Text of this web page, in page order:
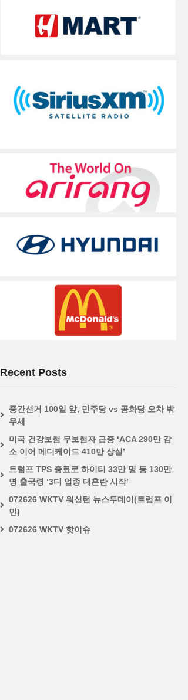
Recent Posts
중간선거 100일 앞, 민주당 vs 공화당 오차 밖
우세
미국 건강보험 무보험자 급증 ‘ACA 290만 감
소 이어 메디케이드 410만 상실’
트럼프 TPS 종료로 하이티 33만 명 등 130만
명 출국령 ‘3디 업종 대혼란 시작’
072626 WKTV 워싱턴 뉴스투데이(트럼프 이
민)
072626 WKTV 핫이슈